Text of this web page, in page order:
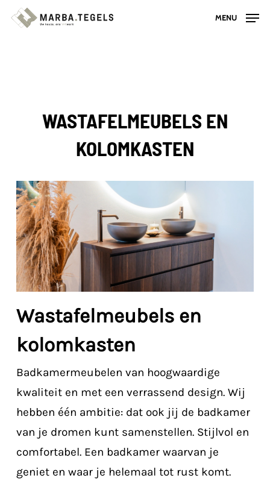
Skip
MENU
WASTAFELMEUBELS EN
KOLOMKASTEN
Wastafelmeubels en
kolomkasten
Badkamermeubelen van hoogwaardige
kwaliteit en met een verrassend design. Wij
hebben één ambitie: dat ook jij de badkamer
van je dromen kunt samenstellen. Stijlvol en
comfortabel. Een badkamer waarvan je
geniet en waar je helemaal tot rust komt.